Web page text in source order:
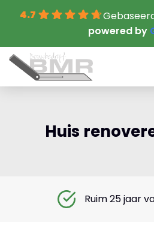
4.7
powered by
Huis
Ruim 25 jaar